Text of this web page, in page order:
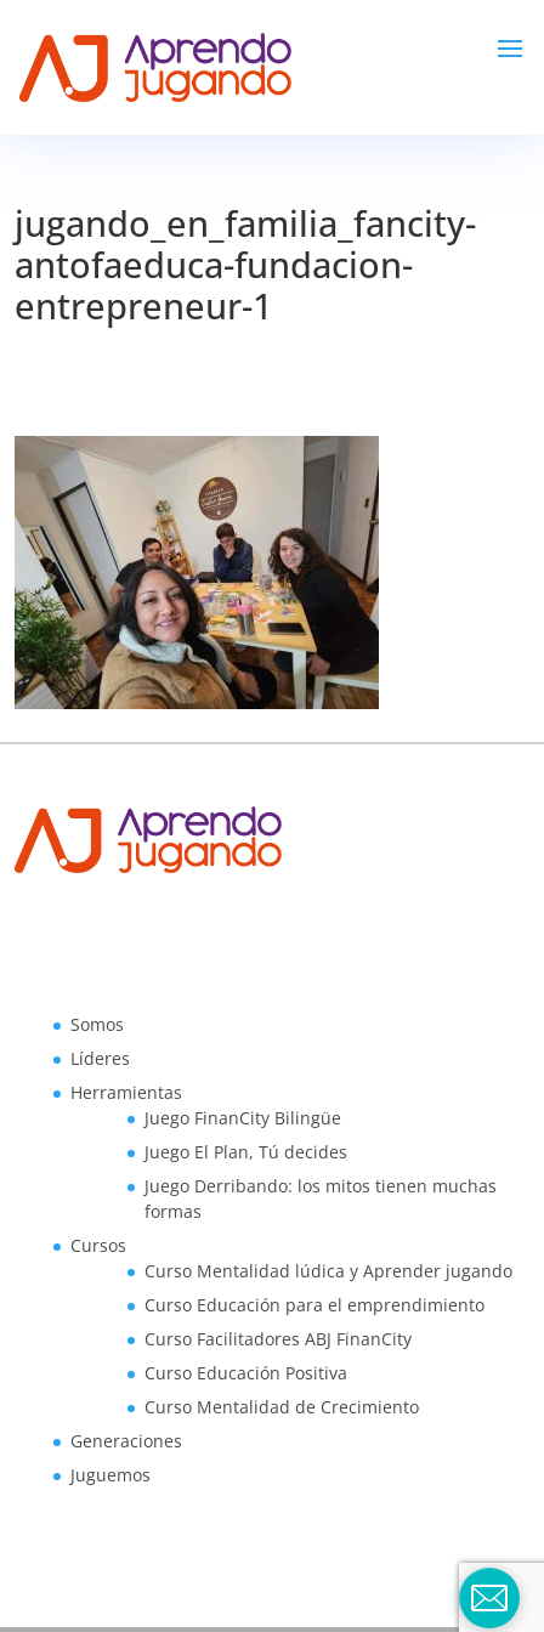
jugando_en_familia_fancity-
antofaeduca-fundacion-
entrepreneur-1
Somos
Líderes
Herramientas
Juego FinanCity Bilingüe
Juego El Plan, Tú decides
Juego Derribando: los mitos tienen muchas
formas
Cursos
Curso Mentalidad lúdica y Aprender jugando
Curso Educación para el emprendimiento
Curso Facilitadores ABJ FinanCity
Curso Educación Positiva
Curso Mentalidad de Crecimiento
Generaciones
Juguemos